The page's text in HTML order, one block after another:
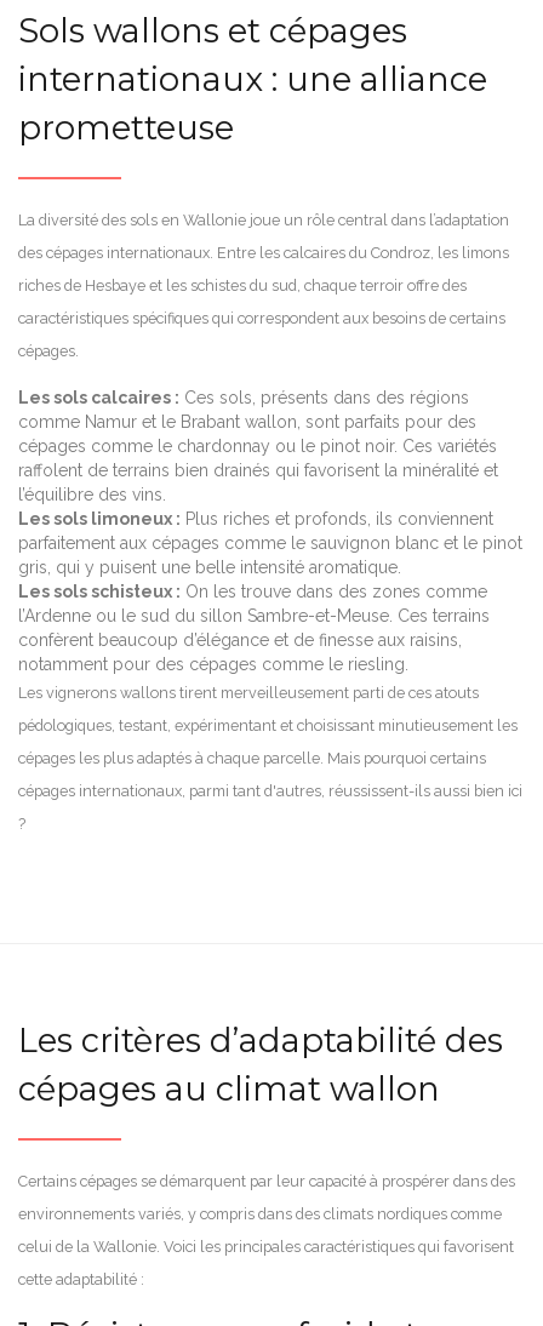
Sols wallons et cépages
internationaux : une alliance
prometteuse
La diversité des sols en Wallonie joue un rôle central dans l’adaptation
des cépages internationaux. Entre les calcaires du Condroz, les limons
riches de Hesbaye et les schistes du sud, chaque terroir offre des
caractéristiques spécifiques qui correspondent aux besoins de certains
cépages.
Les sols calcaires : Ces sols, présents dans des régions
comme Namur et le Brabant wallon, sont parfaits pour des
cépages comme le chardonnay ou le pinot noir. Ces variétés
raffolent de terrains bien drainés qui favorisent la minéralité et
l’équilibre des vins.
Les sols limoneux : Plus riches et profonds, ils conviennent
parfaitement aux cépages comme le sauvignon blanc et le pinot
gris, qui y puisent une belle intensité aromatique.
Les sols schisteux : On les trouve dans des zones comme
l’Ardenne ou le sud du sillon Sambre-et-Meuse. Ces terrains
confèrent beaucoup d’élégance et de finesse aux raisins,
notamment pour des cépages comme le riesling.
Les vignerons wallons tirent merveilleusement parti de ces atouts
pédologiques, testant, expérimentant et choisissant minutieusement les
cépages les plus adaptés à chaque parcelle. Mais pourquoi certains
cépages internationaux, parmi tant d'autres, réussissent-ils aussi bien ici
?
Les critères d’adaptabilité des
cépages au climat wallon
Certains cépages se démarquent par leur capacité à prospérer dans des
environnements variés, y compris dans des climats nordiques comme
celui de la Wallonie. Voici les principales caractéristiques qui favorisent
cette adaptabilité :